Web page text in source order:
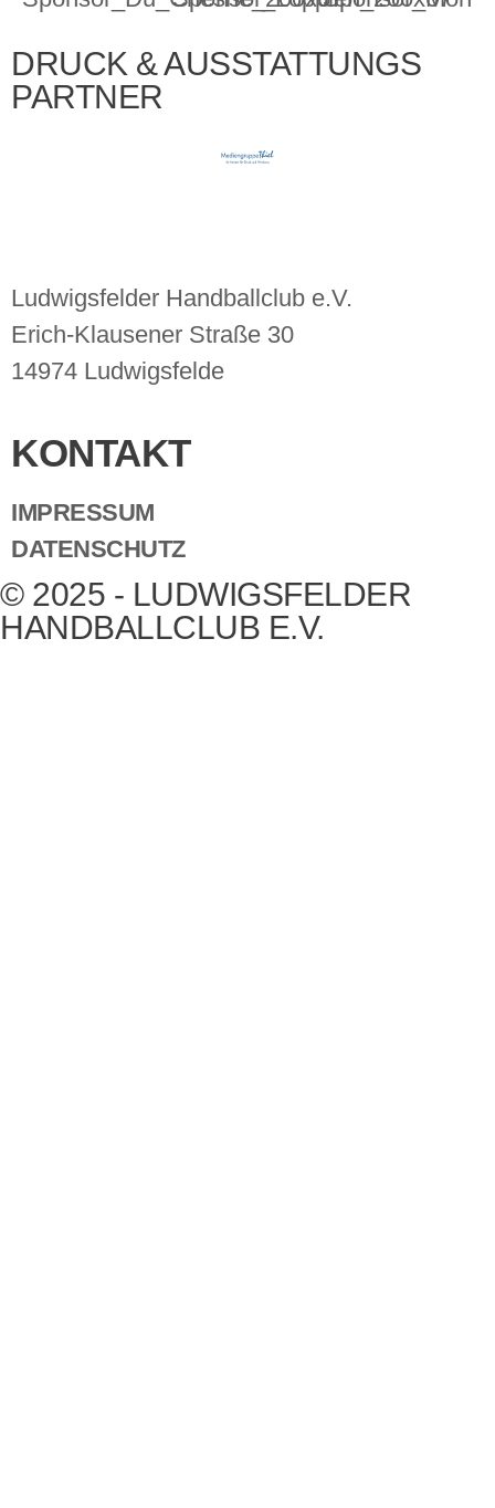
DRUCK & AUSSTATTUNGS
PARTNER
Ludwigsfelder Handballclub e.V.
Erich-Klausener Straße 30
14974 Ludwigsfelde
KONTAKT
IMPRESSUM
DATENSCHUTZ
© 2025 - LUDWIGSFELDER
HANDBALLCLUB E.V.